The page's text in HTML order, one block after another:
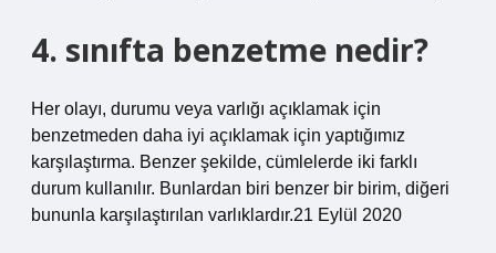
4. sınıfta benzetme nedir?
Her olayı, durumu veya varlığı açıklamak için
benzetmeden daha iyi açıklamak için yaptığımız
karşılaştırma. Benzer şekilde, cümlelerde iki farklı
durum kullanılır. Bunlardan biri benzer bir birim, diğeri
bununla karşılaştırılan varlıklardır.21 Eylül 2020